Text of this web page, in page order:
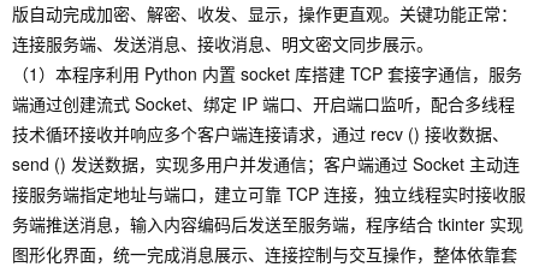
版自动完成加密、解密、收发、显示，操作更直观。关键功能正常：
连接服务端、发送消息、接收消息、明文密文同步展示。
（1）本程序利用 Python 内置 socket 库搭建 TCP 套接字通信，服务
端通过创建流式 Socket、绑定 IP 端口、开启端口监听，配合多线程
技术循环接收并响应多个客户端连接请求，通过 recv () 接收数据、
send () 发送数据，实现多用户并发通信；客户端通过 Socket 主动连
接服务端指定地址与端口，建立可靠 TCP 连接，独立线程实时接收服
务端推送消息，输入内容编码后发送至服务端，程序结合 tkinter 实现
图形化界面，统一完成消息展示、连接控制与交互操作，整体依靠套